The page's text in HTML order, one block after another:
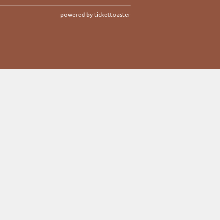
powered by tickettoaster